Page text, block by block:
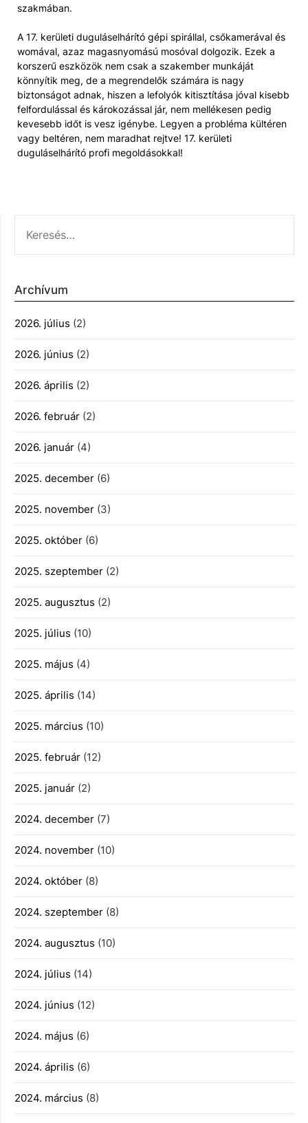
szakmában.
A 17. kerületi duguláselhárító gépi spirállal, csőkamerával és
womával, azaz magasnyomású mosóval dolgozik. Ezek a
korszerű eszközök nem csak a szakember munkáját
könnyítik meg, de a megrendelők számára is nagy
biztonságot adnak, hiszen a lefolyók kitisztítása jóval kisebb
felfordulással és károkozással jár, nem mellékesen pedig
kevesebb időt is vesz igénybe. Legyen a probléma kültéren
vagy beltéren, nem maradhat rejtve! 17. kerületi
duguláselhárító profi megoldásokkal!
Archívum
2026. július (2)
2026. június (2)
2026. április (2)
2026. február (2)
2026. január (4)
2025. december (6)
2025. november (3)
2025. október (6)
2025. szeptember (2)
2025. augusztus (2)
2025. július (10)
2025. május (4)
2025. április (14)
2025. március (10)
2025. február (12)
2025. január (2)
2024. december (7)
2024. november (10)
2024. október (8)
2024. szeptember (8)
2024. augusztus (10)
2024. július (14)
2024. június (12)
2024. május (6)
2024. április (6)
2024. március (8)